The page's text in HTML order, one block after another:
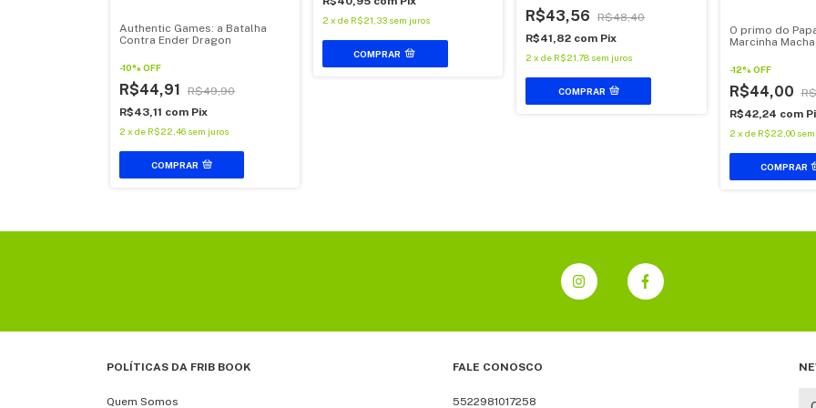
Authentic Games: a Batalha
Contra Ender Dragon
-10% OFF
R$44,91
R$49,90
R$43,11 com Pix
2 x de R$22,46 sem juros
COMPRAR
2 xde R$21,33 sem juros R$43,56
R$48,40
R$41,82 com Pix
2 xde R$21,78 sem juros
COMPRAR
O primo do
Marcinha
-12% OFF
R$44,00
R$42,24 com
2 x de R$22,00
POLÍTICAS DA FRIB BOOK
Quem Somos
FALE CONOSCO
5522981017258